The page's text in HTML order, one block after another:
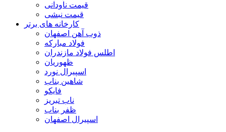
قیمت ناودانی
قیمت نبشی
کارخانه های برتر
ذوب آهن اصفهان
فولاد مبارکه
اطلس فولاد مازندران
ظهوریان
اسپیرال نورد
شاهین بناب
فایکو
ناب تبریز
ظفر بناب
اسپیرال اصفهان